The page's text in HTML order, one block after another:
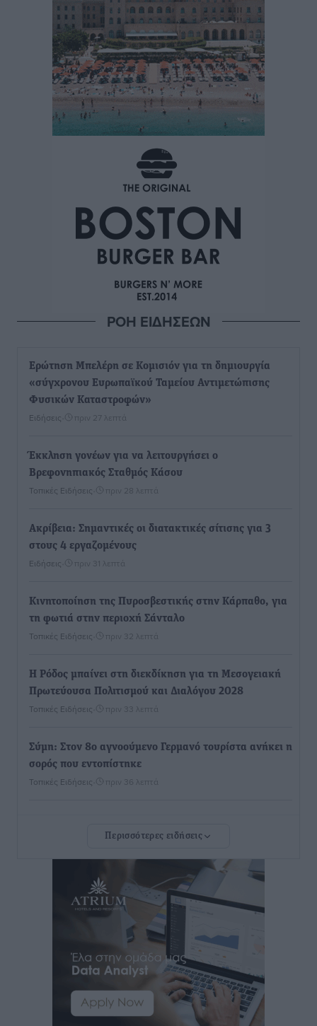
ΡΟΗ ΕΙΔΗΣΕΩΝ
Ερώτηση Μπελέρη σε Κομισιόν για τη δημιουργία
«σύγχρονου Ευρωπαϊκού Ταμείου Αντιμετώπισης
Φυσικών Καταστροφών»
Ειδήσεις πριν 27 λεπτά
Έκκληση γονέων για να λειτουργήσει ο
Βρεφονηπιακός Σταθμός Κάσου
Τοπικές Ειδήσεις πριν 28 λεπτά
Ακρίβεια: Σημαντικές οι διατακτικές σίτισης για 3
στους 4 εργαζομένους
Ειδήσεις πριν 31 λεπτά
Κινητοποίηση της Πυροσβεστικής στην Κάρπαθο, για
τη φωτιά στην περιοχή Σάνταλο
Τοπικές Ειδήσεις πριν 32 λεπτά
Η Ρόδος μπαίνει στη διεκδίκηση για τη Μεσογειακή
Πρωτεύουσα Πολιτισμού και Διαλόγου 2028
Τοπικές Ειδήσεις πριν 33 λεπτά
Σύμη: Στον 8ο αγνοούμενο Γερμανό τουρίστα ανήκει η
σορός που εντοπίστηκε
Τοπικές Ειδήσεις πριν 36 λεπτά
Το εκλογικό ρολόι του Μαξίμου χτυπά τέλη Μαΐου του
πριν 1 ώρα
ΦΟΔΣΑ Νοτίου Αιγαίου: «Δεν ζητάμε ασυλία – ζητάμε
θεσμική προστασία της αυτοδιοίκησης»
Τοπικές Ειδήσεις• πριν 1 ώρα
Περισσότερες ειδήσεις